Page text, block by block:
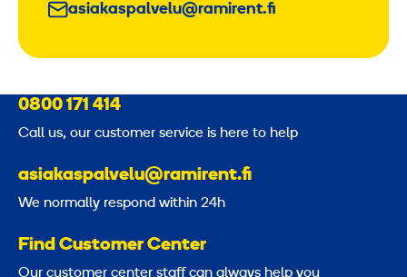
asiakaspalvelu@ramirent.fi
0800 171 414
Call us, our customer service is here to help
asiakaspalvelu@ramirent.fi
We normally respond within 24h
Find Customer Center
Our customer center staff can always help you